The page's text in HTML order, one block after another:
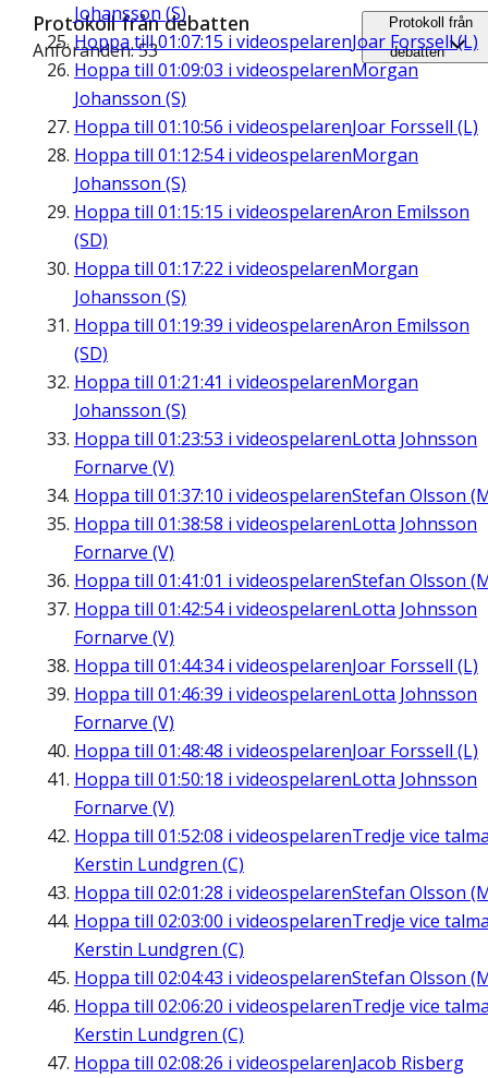
Johansson (S)
Hoppa till01:07:15 i videospelarenJoar Forssell (L)
Hoppa till 01:09:03 i videospelarenMorgan
Johansson (S)
Hoppa till 01:10:56 i videospelarenJoar Forssell (L)
Hoppa till 01:12:54i videospelarenMorgan
Johansson (S)
Hoppa till 01:15:15 i videospelarenAron Emilsson
(SD)
Hoppa till 01:17:22 i videospelarenMorgan
Johansson (S)
Hoppa till 01:19:39 i videospelarenAron Emilsson
(SD)
Hoppa till 01:21:41 i videospelarenMorgan
Johansson (S)
Hoppa till 01:23:53 i videospelarenLotta Johnsson
Fornarve (V)
Hoppa till 01:37:10 i videospelarenStefan Olsson
Hoppa till 01:38:58 i videospelarenLotta Johnsson
Fornarve (V)
Hoppa till 01:41:01 i videospelarenStefan Olsson
Hoppa till 01:42:54i videospelarenLotta Johnsson
Fornarve (V)
Hoppa till 01:44:34i videospelarenJoar Forssell (L)
Hoppa till 01:46:39 i videospelarenLotta Johnsson
Fornarve (V)
Hoppa till 01:48:48 i videospelarenJoar Forssell (L)
Hoppa till 01:50:18 i videospelarenLotta Johnsson
Fornarve (V)
Hoppa till 01:52:08 i videospelarenTredje vice
Kerstin Lundgren (C)
Hoppa till 02:01:28 i videospelarenStefan Olsson
Hoppa till 02:03:00 i videospelarenTredje vice
Kerstin Lundgren (C)
Hoppa till 02:04:43 i videospelarenStefan Olsson
Hoppa till 02:06:20 i videospelarenTredje vice
Kerstin Lundgren (C)
Hoppa till 02:08:26 i videospelarenJacob Risberg
Protokoll från debatten
Anföranden: 53
Protokoll från
debatten